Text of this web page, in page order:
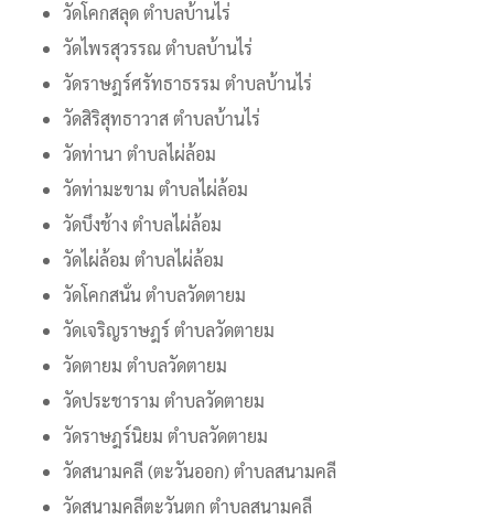
วัดโคกสลุด ตำบลบ้านไร่
วัดไพรสุวรรณ ตำบลบ้านไร่
วัดราษฎร์ศรัทธาธรรม ตำบลบ้านไร่
วัดสิริสุทธาวาส ตำบลบ้านไร่
วัดท่านา ตำบลไผ่ล้อม
วัดท่ามะขาม ตำบลไผ่ล้อม
วัดบึงช้าง ตำบลไผ่ล้อม
วัดไผ่ล้อม ตำบลไผ่ล้อม
วัดโคกสนั่น ตำบลวัดตายม
วัดเจริญราษฎร์ ตำบลวัดตายม
วัดตายม ตำบลวัดตายม
วัดประชาราม ตำบลวัดตายม
วัดราษฎร์นิยม ตำบลวัดตายม
วัดสนามคลี (ตะวันออก) ตำบลสนามคลี
วัดสนามคลีตะวันตก ตำบลสนามคลี